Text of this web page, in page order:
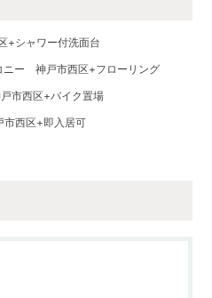
+シャワー付洗面台
ニー
神戸市西区+フローリング
市西区+バイク置場
市西区+即入居可